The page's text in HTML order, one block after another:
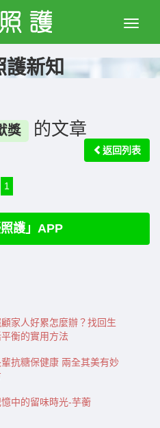
Toggle
護新知
獎 的文章
返回列表
1
護」APP
顧家人好累怎麼辦？找回生
衡的實用方法
抗糖保健康 兩全其美有妙
中的留味時光-芋蘅